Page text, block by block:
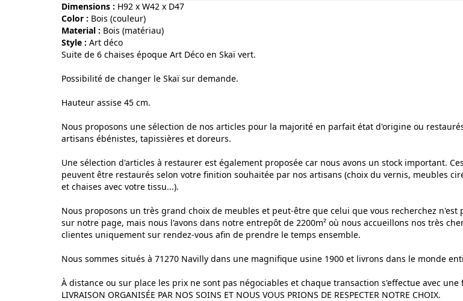
Dimensions : H92 x W42 x D47
Color :
bois (couleur)
Material :
bois (matériau)
Style :
art déco
Suite de 6 chaises époque Art Déco en Skaï vert.
Possibilité de changer le Skaï sur demande.
Hauteur assise 45 cm.
Nous proposons une sélection de nos articles pour la majorité en parfait état d'origine ou
artisans ébénistes, tapissières et doreurs.
Une sélection d'articles à restaurer est également proposée car nous avons un stock important.
peuvent être restaurés selon votre finition souhaitée par nos artisans (choix du vernis, meubles
et chaises avec votre tissu...).
Nous proposons un très grand choix de meubles et peut-être que celui que vous recherchez n'est
sur notre page, mais nous l'avons dans notre entrepôt de 2200m² où nous accueillons nos très
clientes uniquement sur rendez-vous afin de prendre le temps ensemble.
Nous sommes situés à 71270 Navilly dans une magnifique usine 1900 et livrons dans le monde
À distance ou sur place les prix ne sont pas négociables et chaque transaction s'effectue avec une
LIVRAISON ORGANISÉE PAR NOS SOINS ET NOUS VOUS PRIONS DE RESPECTER NOTRE CHOIX.